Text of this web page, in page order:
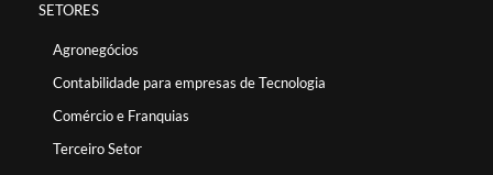
SETORES
Agronegócios
Contabilidade para empresas de Tecnologia
Comércio e Franquias
Terceiro Setor